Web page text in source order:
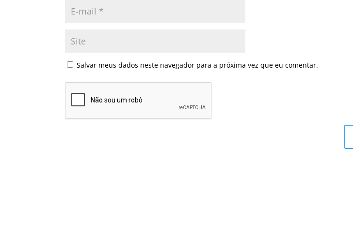
Salvar meus dados neste navegador para a próxima vez que eu comentar.